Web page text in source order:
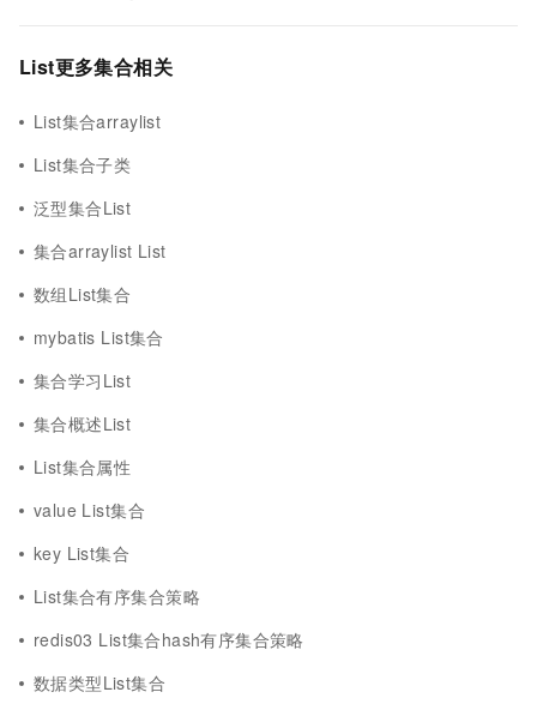
List更多集合相关
List集合arraylist
List集合子类
泛型集合List
集合arraylist List
数组List集合
mybatis List集合
集合学习List
集合概述List
List集合属性
value List集合
key List集合
List集合有序集合策略
redis03 List集合hash有序集合策略
数据类型List集合